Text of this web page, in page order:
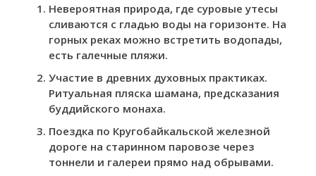
Невероятная природа, где суровые утесы
сливаются с гладью воды на горизонте. На
горных реках можно встретить водопады,
есть галечные пляжи.
Участие в древних духовных практиках.
Ритуальная пляска шамана, предсказания
буддийского монаха.
Поездка по Кругобайкальской железной
дороге на старинном паровозе через
тоннели и галереи прямо над обрывами.